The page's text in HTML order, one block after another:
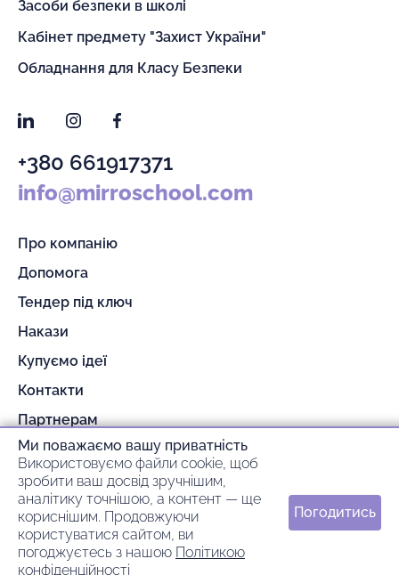
Засоби безпеки в школі
Кабінет предмету "Захист України"
Обладнання для Класу Безпеки
LinkedInInstagramFacebook
+380 661917371
info@mirroschool.com
Про компанію
Допомога
Тендер під ключ
Накази
Купуємо ідеї
Контакти
Партнерам
Гарантія та повернення
Оплата та доставка
© 2026 mirroschool
Зроблено вideil.
Ми поважаємо вашу приватність
Використовуємо файли cookie, щоб
зробити ваш досвід зручнішим,
аналітику точнішою, а контент — ще
кориснішим. Продовжуючи
користуватися сайтом, ви
погоджуєтесь з нашою Політикою
конфіденційності
Погодитись